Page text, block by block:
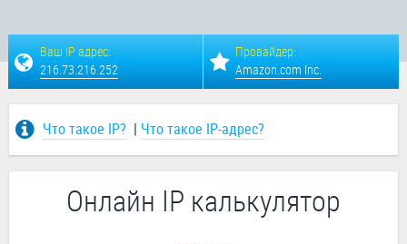
Ваш IP адрес:
216.73.216.252
Провайдер:
Amazon.com Inc.
Что такое IP? | Что такое IP-адрес?
Онлайн IP калькулятор